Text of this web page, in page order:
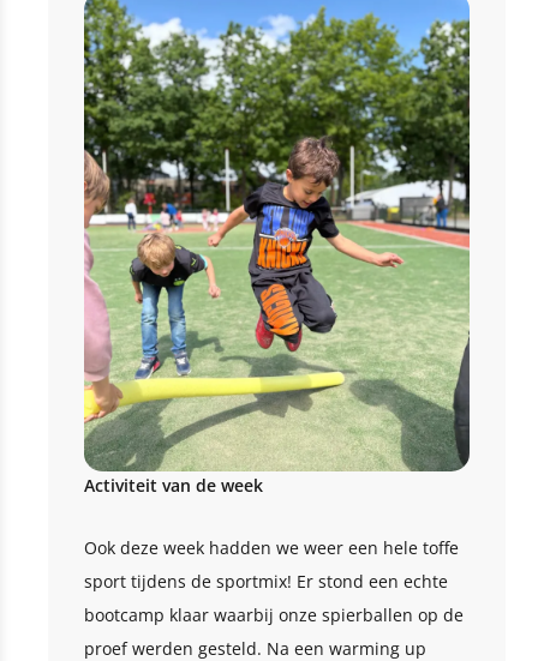
Activiteit van de week
Ook deze week hadden we weer een hele toffe
sport tijdens de sportmix! Er stond een echte
bootcamp klaar waarbij onze spierballen op de
proef werden gesteld. Na een warming up